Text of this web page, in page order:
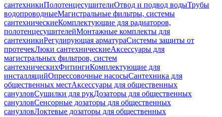
сантехникиПолотенцесушителиОтвод и подвод водыТрубы
водопроводныеМагистральные фильтры, системы
сантехническиеКомплектующие для радиаторов,
полотенцесушителейМонтажные комплекты для
сантехникиРегулирующая арматураСистемы защиты от
протечекЛюки сантехническиеАксессуары для
магистральных фильтров, систем
сантехническихФитингиКомплектующие для
инсталляцийОпрессовочные насосыСантехника для
общественных местАксессуары для общественных
санузловСушилки для рукДозаторы для общественных
санузловСенсорные дозаторы для общественных
санузловЛоктевые дозаторы для общественных